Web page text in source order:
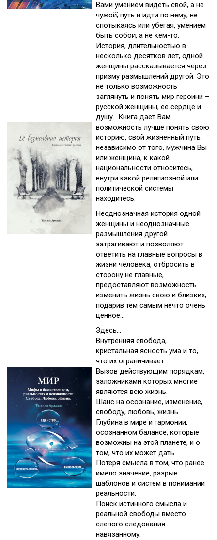
Вами умением видеть свой, а не
чужой̆, путь и идти по нему, не
спотыкаясь или убегая, умением
быть собой̆, а не кем-то.
История, длительностью в
несколько десятков лет, одной
женщины рассказывается через
призму размышлений другой. Это
не только возможность
заглянуть и понять мир героини –
русской женщины, ее сердце и
душу. Книга дает Вам
возможность лучше понять свою
историю, свой жизненный путь,
независимо от того, мужчина Вы
или женщина, к какой
национальности относитесь,
внутри какой религиозной или
политической системы
находитесь.
Неоднозначная история одной
женщины и неоднозначные
размышления другой
затрагивают и позволяют
ответить на главные вопросы в
жизни человека, отбросить в
сторону не главные,
предоставляют возможность
изменить жизнь свою и близких,
подарив тем самым нечто очень
ценное...
Здесь…
Внутренняя свобода,
кристальная ясность ума и то,
что их ограничивает.
Вызов действующим порядкам,
заложниками которых многие
являются всю жизнь.
Шанс на осознание, изменение,
свободу, любовь, жизнь.
Глубина в мире и гармонии,
осознанном балансе, которые
возможны на этой планете, и о
том, что их может дать.
Потеря смысла в том, что ранее
имело значение, разрыв
шаблонов и систем в понимании
реальности.
Поиск истинного смысла и
реальной свободы вместо
слепого следования
навязанному.